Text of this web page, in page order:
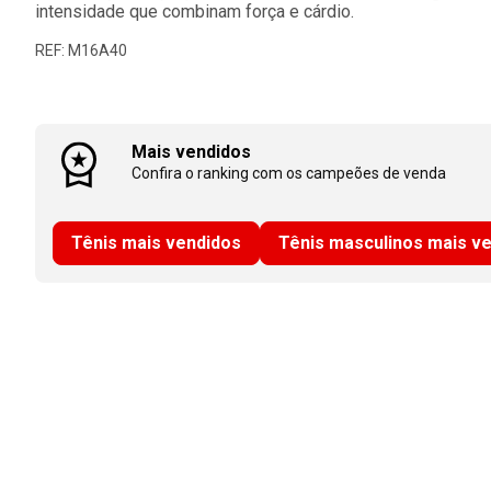
intensidade que combinam força e cárdio.
REF: M16A40
Mais vendidos
Confira o ranking com os campeões de venda
Tênis mais vendidos Tênis masculinos mais